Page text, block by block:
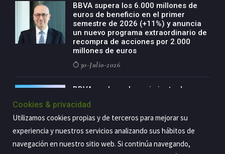
BBVA supera los 6.000 millones de
euros de beneficio en el primer
semestre de 2026 (+11%) y anuncia
un nuevo programa extraordinario de
recompra de acciones por 2.000
millones de euros
30-Julio-2026
BBVA acelera el crecimiento de su
de especialización presente en siete
países
29-Julio-2026
Cookies & privacidad
Utilizamos cookies propias y de terceros para mejorar su
experiencia y nuestros servicios analizando sus hábitos de
navegación en nuestro sitio web. Si continúa navegando,